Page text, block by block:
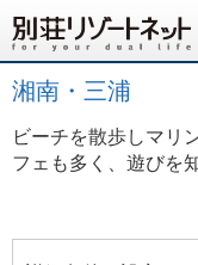
湘南・三浦
ビーチを散歩しマリ
フェも多く、遊びを